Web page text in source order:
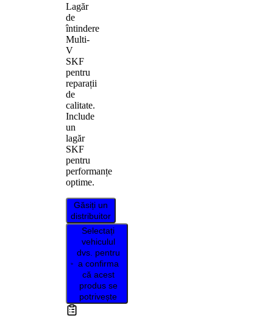
Lagăr
de
întindere
Multi-
V
SKF
pentru
reparații
de
calitate.
Include
un
lagăr
SKF
pentru
performanțe
optime.
Găsiți un
distribuitor
Selectați
vehiculul
dvs. pentru
a confirma
că acest
produs se
potrivește